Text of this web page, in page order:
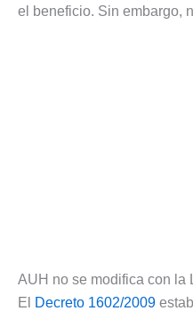
el beneficio. Sin embargo,
AUH no se modifica con la
El
Decreto 1602/2009